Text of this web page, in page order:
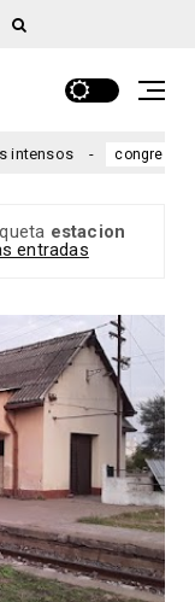
congreso Ley de
estacion
entradas